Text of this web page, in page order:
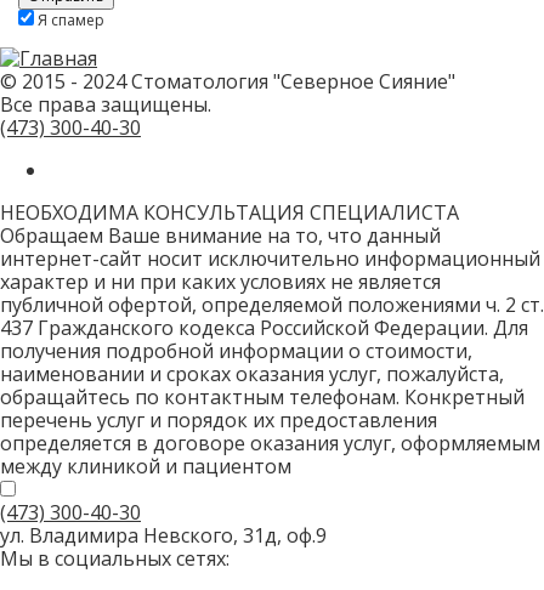
Скажите,
не
заполняйте
это
поле.
CAPTCHA
только
роботов!
Я спамер
© 2015 - 2024 Стоматология "Северное Сияние"
Все права защищены.
(473) 300-40-30
НЕОБХОДИМА КОНСУЛЬТАЦИЯ СПЕЦИАЛИСТА
Обращаем Ваше внимание на то, что данный
интернет-сайт носит исключительно информационный
характер и ни при каких условиях не является
публичной офертой, определяемой положениями ч. 2 ст.
437 Гражданского кодекса Российской Федерации. Для
получения подробной информации о стоимости,
наименовании и сроках оказания услуг, пожалуйста,
обращайтесь по контактным телефонам. Конкретный
перечень услуг и порядок их предоставления
определяется в договоре оказания услуг, оформляемым
между клиникой и пациентом
(473) 300-40-30
ул. Владимира Невского, 31д, оф.9
Мы в социальных сетях: